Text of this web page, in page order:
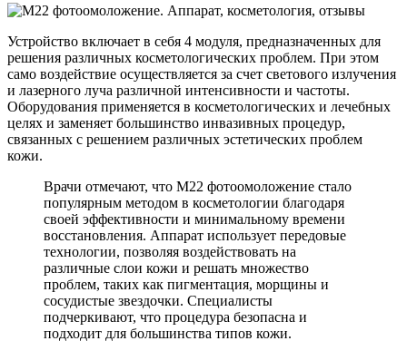
Устройство включает в себя 4 модуля, предназначенных для
решения различных косметологических проблем. При этом
само воздействие осуществляется за счет светового излучения
и лазерного луча различной интенсивности и частоты.
Оборудования применяется в косметологических и лечебных
целях и заменяет большинство инвазивных процедур,
связанных с решением различных эстетических проблем
кожи.
Врачи отмечают, что М22 фотоомоложение стало
популярным методом в косметологии благодаря
своей эффективности и минимальному времени
восстановления. Аппарат использует передовые
технологии, позволяя воздействовать на
различные слои кожи и решать множество
проблем, таких как пигментация, морщины и
сосудистые звездочки. Специалисты
подчеркивают, что процедура безопасна и
подходит для большинства типов кожи.